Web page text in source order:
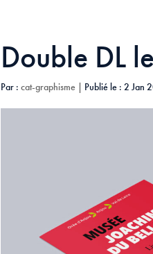
Double DL
Par : cat-graphisme | Publié le : 2 Jan